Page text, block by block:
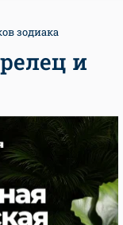
зодиака
и